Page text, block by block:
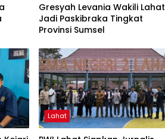
Gresyah Levania Wakili Lahat
Jadi Paskibraka Tingkat
Provinsi Sumsel
Lahat